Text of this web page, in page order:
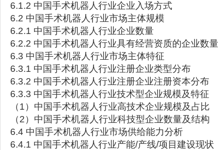
6.1.2 中国手术机器人行业企业入场方式
6.2 中国手术机器人行业市场主体规模
6.2.1 中国手术机器人行业企业数量
6.2.2 中国手术机器人行业具有经营资质的企业数量
6.3 中国手术机器人行业市场主体特征
6.3.1 中国手术机器人行业注册企业类型分布
6.3.2 中国手术机器人行业注册企业注册资本分布
6.3.3 中国手术机器人行业技术型企业规模及特征
（1）中国手术机器人行业高技术企业规模及占比
（2）中国手术机器人行业科技型企业数量及结构
6.4 中国手术机器人行业市场供给能力分析
6.4.1 中国手术机器人行业产能/产线/项目建设现状